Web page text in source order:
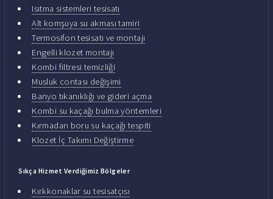
Isıtma sistemleri tesisatı
Alt komşuya su akması tamiri
Termosifon tesisatı ve montajı
Engelli klozet montajı
Kombi filtresi temizliği
Musluk contası değişimi
Banyo tıkanıklığı ve gideri açma
Kombi su kaçağı bulma yöntemleri
Kırmadan boru su kaçağı tespiti
Klozet İç Takımı Değiştirme
Sıkça Hizmet Verdiğimiz Bölgeler
Kırkkonaklar su tesisatçısı